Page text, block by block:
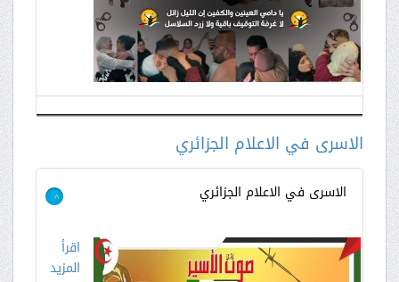
الاسرى في الاعلام الجزائري
الاسرى في الاعلام الجزائري >
اقرأ
المزيد